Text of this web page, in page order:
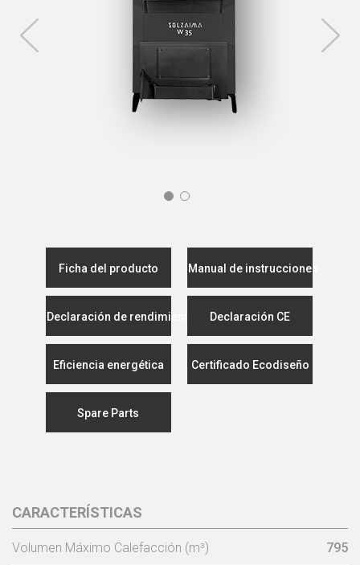
Ficha del producto Manual de instrucciones
Declaración de rendimiento Declaración CE
Eficiencia energética Certificado Ecodiseño
Spare Parts
CARACTERÍSTICAS
Volumen Máximo Calefacción (m³) 795